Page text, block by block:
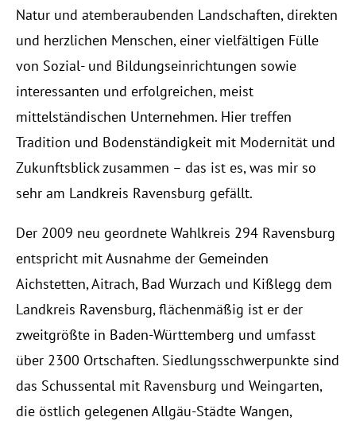
Natur und atemberaubenden Landschaften, direkten
und herzlichen Menschen, einer vielfältigen Fülle
von Sozial- und Bildungseinrichtungen sowie
interessanten und erfolgreichen, meist
mittelständischen Unternehmen. Hier treffen
Tradition und Bodenständigkeit mit Modernität und
Zukunftsblick zusammen – das ist es, was mir so
sehr am Landkreis Ravensburg gefällt.
Der 2009 neu geordnete Wahlkreis 294 Ravensburg
entspricht mit Ausnahme der Gemeinden
Aichstetten, Aitrach, Bad Wurzach und Kißlegg dem
Landkreis Ravensburg, flächenmäßig ist er der
zweitgrößte in Baden-Württemberg und umfasst
über 2300 Ortschaften. Siedlungsschwerpunkte sind
das Schussental mit Ravensburg und Weingarten,
die östlich gelegenen Allgäu-Städte Wangen,